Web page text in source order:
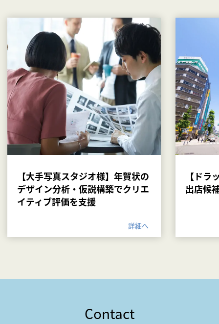
【大手写真スタジオ様】年賀状の
デザイン分析・仮説構築でクリエ
イティブ評価を支援
詳細へ
【ドラ
出店候
Contact